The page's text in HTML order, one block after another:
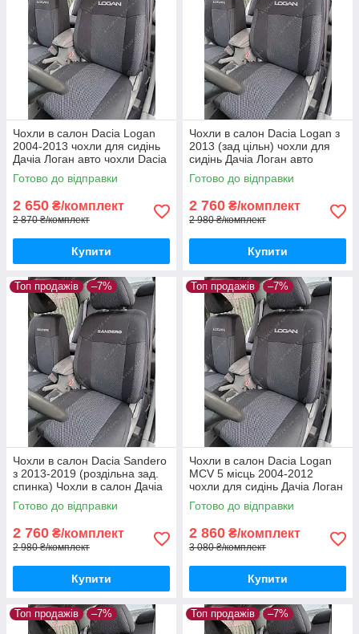
Чохли в салон Dacia Logan
2004-2013 чохли для сидінь
Дачіа Логан авто чохли Dacia
Logan
Готово до відправки
2 650 ₴/комплект
2 870 ₴/комплект
Купити
Чохли в салон Dacia Logan з
2013 (зад цільн) чохли для
сидінь Дачіа Логан авто
чохли Dacia Logan
Готово до відправки
2 760 ₴/комплект
2 980 ₴/комплект
Купити
Топ продажів –7%
Чохли в салон Dacia Sandero
з 2013-2019 (роздільна зад.
спинка) Чохли в салон Дачіа
Сандеро після 2013 / авто
чохли Dacia Sandero
Готово до відправки
2 760 ₴/комплект
2 980 ₴/комплект
Купити
Топ продажів –7%
Чохли в салон Dacia Logan
MCV 5 місць 2004-2012
чохли для сидінь Дачіа Логан
МЦВ 5місць авто чохли Dacia
Logan MCV
Готово до відправки
2 860 ₴/комплект
3 080 ₴/комплект
Купити
Топ продажів –7% Топ продажів –7%